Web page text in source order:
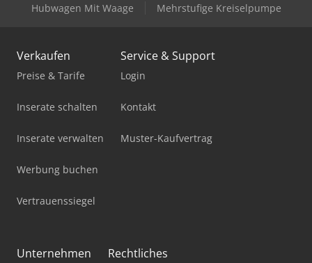
Hubwagen Mit Waage
Mehrstufige Kreiselpumpe
Verkaufen
Preise & Tarife
Inserate schalten
Inserate verwalten
Werbung buchen
Vertrauenssiegel
Service & Support
Login
Kontakt
Muster-Kaufvertrag
Unternehmen Rechtliches